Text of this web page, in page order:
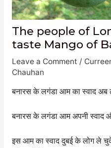
The people of
taste Mango of
Leave a Comment /
Chauhan
बनारस के लगंडा आम का स्वाद अब
बनारस के लगंडा आम अपनी स्वाद
इस आम का स्वाद दुबई के लोग ले